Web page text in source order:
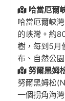
哈當厄爾
哈當厄爾峽
的峽灣。約
樹，每到5月
布、自然公
努爾黑姆
努爾黑姆松
一個拐角海